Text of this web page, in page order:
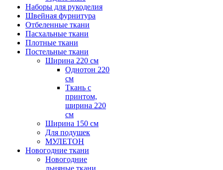
Наборы для рукоделия
Швейная фурнитура
Отбеленные ткани
Пасхальные ткани
Плотные ткани
Постельные ткани
Ширина 220 см
Однотон 220
см
Ткань с
принтом,
ширина 220
см
Ширина 150 см
Для подушек
МУЛЕТОН
Новогодние ткани
Новогодние
льняные ткани